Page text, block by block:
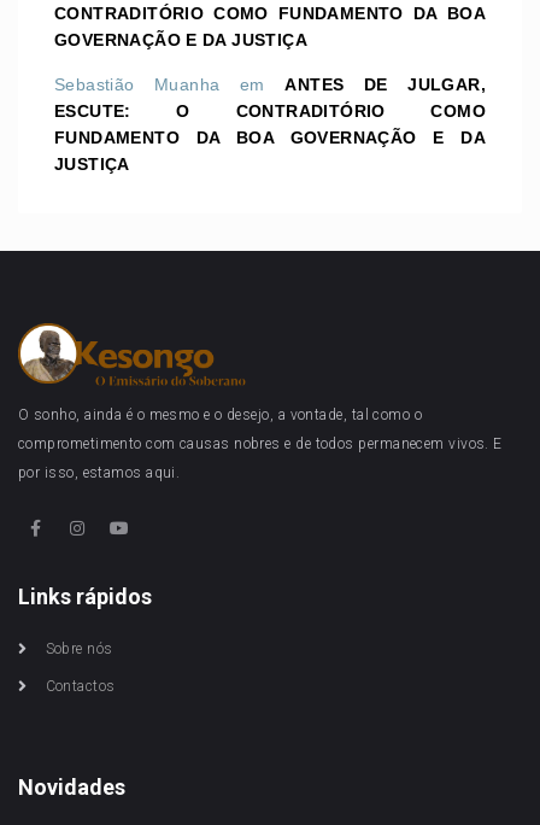
CONTRADITÓRIO COMO FUNDAMENTO DA BOA
GOVERNAÇÃO E DA JUSTIÇA
Sebastião Muanha emANTES DE JULGAR,
ESCUTE: O CONTRADITÓRIO COMO
FUNDAMENTO DA BOA GOVERNAÇÃO E DA
JUSTIÇA
O sonho, ainda é o mesmo e o desejo, a vontade, tal como o
comprometimento com causas nobres e de todos permanecem vivos. E
por isso, estamos aqui.
Links rápidos
Sobre nós
Contactos
Novidades